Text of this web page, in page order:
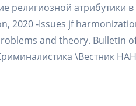
религиозной атрибутики в
2020 -Issues jf
and theory. Bulletin
\Вестник